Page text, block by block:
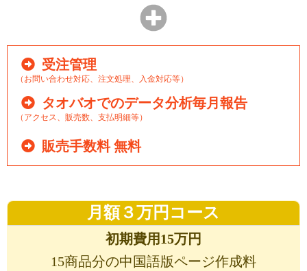
受注管理
（お問い合わせ対応、注文処理、入金対応等）
タオバオでのデータ分析毎月報告
（アクセス、販売数、支払明細等）
販売手数料 無料
月額３万円コース
初期費用15万円
15商品分の中国語版ページ作成料